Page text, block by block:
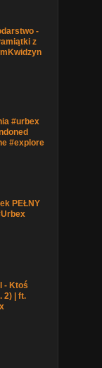
-
z
#urbex
#explore
PEŁNY
- Ktoś
2) | ft.